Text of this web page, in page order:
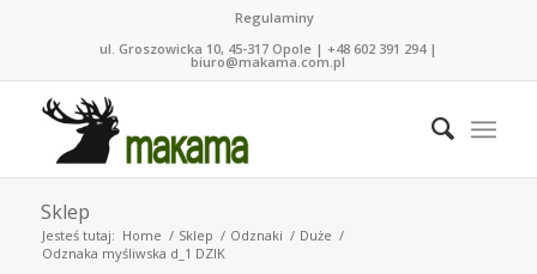
Regulaminy
ul. Groszowicka 10, 45-317 Opole | +48 602 391 294 |
biuro@makama.com.pl
Sklep
Jesteś tutaj: Home / Sklep / Odznaki / Duże /
Odznaka myśliwska d_1 DZIK